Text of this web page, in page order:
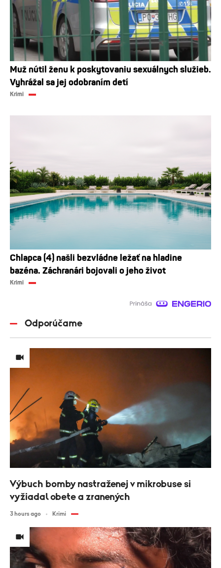
Muž nútil ženu k poskytovaniu sexuálnych služieb.
Vyhrážal sa jej odobraním detí
Krimi
Chlapca (4) našli bezvládne ležať na hladine
bazéna. Záchranári bojovali o jeho život
Krimi
Odporúčame
Výbuch bomby nastraženej v mikrobuse si
vyžiadal obete a zranených
3 hours ago Krimi